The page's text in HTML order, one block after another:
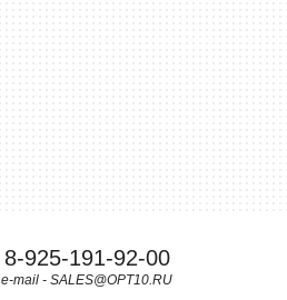
8-925-191-92-00
e-mail - SALES@OPT10.RU